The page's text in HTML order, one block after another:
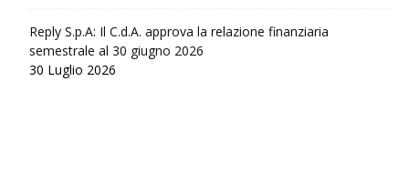
Reply S.p.A: Il C.d.A. approva la relazione finanziaria
semestrale al 30 giugno 2026
30 Luglio 2026